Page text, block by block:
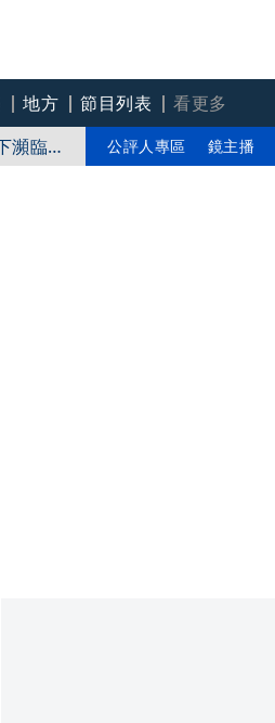
地方 節目列表
看更多
臨破
了50
公評人專區 鏡主播